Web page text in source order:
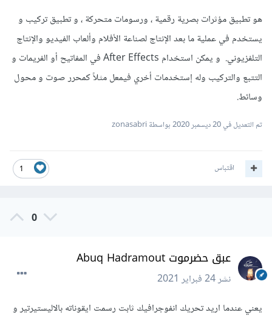
هو تطبيق مؤثرات بصرية رقمية ، ورسومات متحركة ، و تطبيق تركيب و
يستخدم في عملية ما بعد الإنتاج لصناعة الأفلام وألعاب الفيديو والإنتاج
التلفزيوني. و يمكن استخدام After Effects في المفاتيح أو الفريمات و
التتبع والتركيب وله إستخدمات أخري فيمعل مثلاً كمحرر صوت و محول
وسائط.
تم التعديل في20 ديسمبر 2020 بواسطة zonasabri
1 اقتباس
0
عبق حضرموت Abuq Hadramout
نشر24 فبراير 2021
يعني عندما اريد تحريك انفوجرافيك ثابت رسمت ايقوناته بالاليستيرتير و